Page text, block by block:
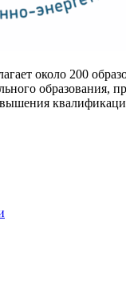
около 200
образования,